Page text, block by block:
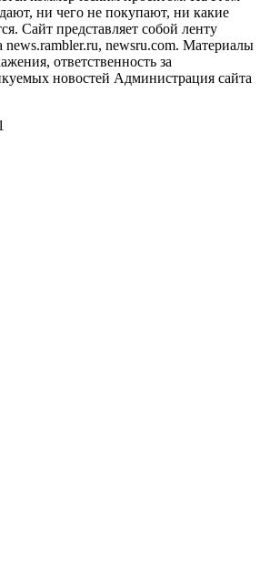
ни чего не покупают, ни какие
Сайт представляет собой ленту
news.rambler.ru, newsru.com. Материалы
ответственность за
новостей Администрация сайта